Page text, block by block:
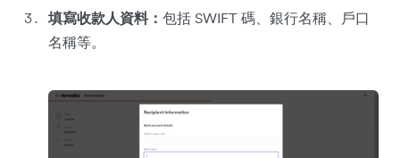
填寫收款人資料： 包括 SWIFT 碼、銀行名稱、戶口
名稱等。